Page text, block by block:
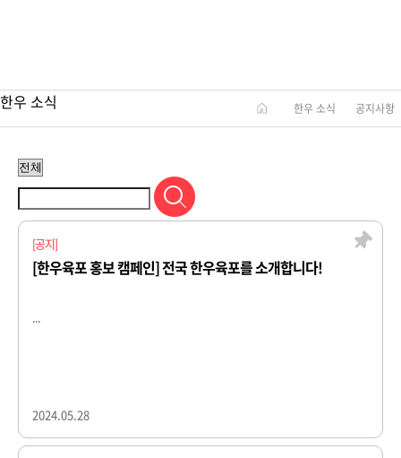
한우 소식 한우 소식 공지사항
[공지]
[한우육포 홍보 캠페인] 전국 한우육포를 소개합니다!
2024.05.28